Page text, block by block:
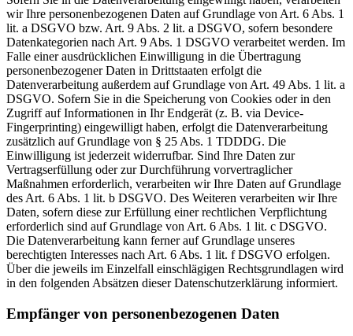
wir Ihre personenbezogenen Daten auf Grundlage von Art. 6 Abs. 1
lit. a DSGVO bzw. Art. 9 Abs. 2 lit. a DSGVO, sofern besondere
Datenkategorien nach Art. 9 Abs. 1 DSGVO verarbeitet werden. Im
Falle einer ausdrücklichen Einwilligung in die Übertragung
personenbezogener Daten in Drittstaaten erfolgt die
Datenverarbeitung außerdem auf Grundlage von Art. 49 Abs. 1 lit. a
DSGVO. Sofern Sie in die Speicherung von Cookies oder in den
Zugriff auf Informationen in Ihr Endgerät (z. B. via Device-
Fingerprinting) eingewilligt haben, erfolgt die Datenverarbeitung
zusätzlich auf Grundlage von § 25 Abs. 1 TDDDG. Die
Einwilligung ist jederzeit widerrufbar. Sind Ihre Daten zur
Vertragserfüllung oder zur Durchführung vorvertraglicher
Maßnahmen erforderlich, verarbeiten wir Ihre Daten auf Grundlage
des Art. 6 Abs. 1 lit. b DSGVO. Des Weiteren verarbeiten wir Ihre
Daten, sofern diese zur Erfüllung einer rechtlichen Verpflichtung
erforderlich sind auf Grundlage von Art. 6 Abs. 1 lit. c DSGVO.
Die Datenverarbeitung kann ferner auf Grundlage unseres
berechtigten Interesses nach Art. 6 Abs. 1 lit. f DSGVO erfolgen.
Über die jeweils im Einzelfall einschlägigen Rechtsgrundlagen wird
in den folgenden Absätzen dieser Datenschutzerklärung informiert.
Empfänger von personenbezogenen Daten